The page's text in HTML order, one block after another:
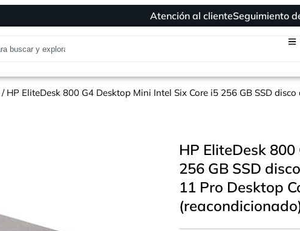
Atención al clienteSeguimiento
/ HP EliteDesk 800 G4 Desktop Mini Intel Six Core i5 256 GB SSD
HP EliteDesk
256 GB SSD
11 Pro Desktop